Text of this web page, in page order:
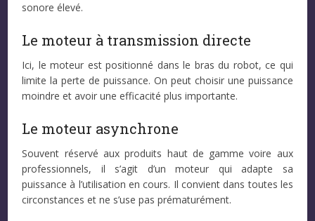
sonore élevé.
Le moteur à transmission directe
Ici, le moteur est positionné dans le bras du robot, ce qui
limite la perte de puissance. On peut choisir une puissance
moindre et avoir une efficacité plus importante.
Le moteur asynchrone
Souvent réservé aux produits haut de gamme voire aux
professionnels, il s’agit d’un moteur qui adapte sa
puissance à l’utilisation en cours. Il convient dans toutes les
circonstances et ne s’use pas prématurément.